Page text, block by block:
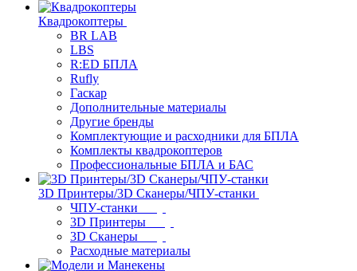
Квадрокоптеры
BR LAB
LBS
R:ED БПЛА
Rufly
Гаскар
Дополнительные материалы
Другие бренды
Комплектующие и расходники для БПЛА
Комплекты квадрокоптеров
Профессиональные БПЛА и БАС
3D Принтеры/3D Сканеры/ЧПУ-станки
ЧПУ-станки
3D Принтеры
3D Сканеры
Расходные материалы